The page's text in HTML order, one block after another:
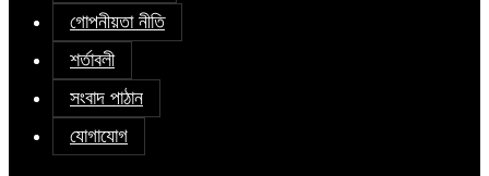
গোপনীয়তা নীতি
শর্তাবলী
সংবাদ পাঠান
যোগাযোগ